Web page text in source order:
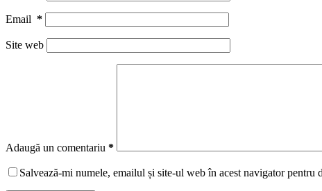
Email *
Site web
Adaugă un comentariu *
Salvează-mi numele, emailul și site-ul web în acest navigator pentru